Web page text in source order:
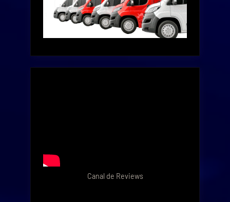
Canal de Reviews